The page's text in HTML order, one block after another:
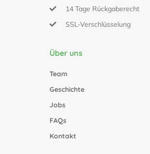
14 Tage Rückgaberecht
SSL-Verschlüsselung
Über uns
Team
Geschichte
Jobs
FAQs
Kontakt